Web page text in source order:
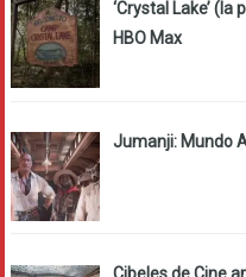
‘Crystal Lake’ (la
HBO Max
Jumanji: Mundo